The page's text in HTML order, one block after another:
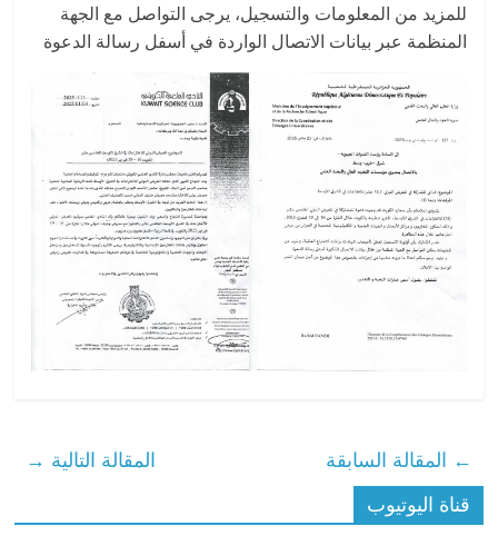
للمزيد من المعلومات والتسجيل، يرجى التواصل مع الجهة
المنظمة عبر بيانات الاتصال الواردة في أسفل رسالة الدعوة
← المقالة السابقة المقالة التالية →
قناة اليوتيوب